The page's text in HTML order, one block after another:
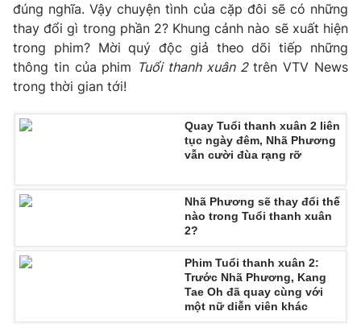
Thị trường 24h Tấm lòng Việt
VTV4
VTV9 VTV8
THỜI BÁO VTV
đúng nghĩa. Vậy chuyện tình của cặp đôi sẽ có những
thay đổi gì trong phần 2? Khung cảnh nào sẽ xuất hiện
trong phim? Mời quý độc giả theo dõi tiếp những
thông tin của phim Tuổi thanh xuân 2trên VTV News
trong thời gian tới!
Quay Tuổi thanh xuân 2 liên
tục ngày đêm, Nhã Phương
vẫn cười đùa rạng rỡ
Nhã Phương sẽ thay đổi thế
nào trong Tuổi thanh xuân
2?
Phim Tuổi thanh xuân 2:
Trước Nhã Phương, Kang
Tae Oh đã quay cùng với
một nữ diễn viên khác